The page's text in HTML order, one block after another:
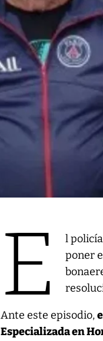
E
l
poner
Ante este episodio,
Especializada en